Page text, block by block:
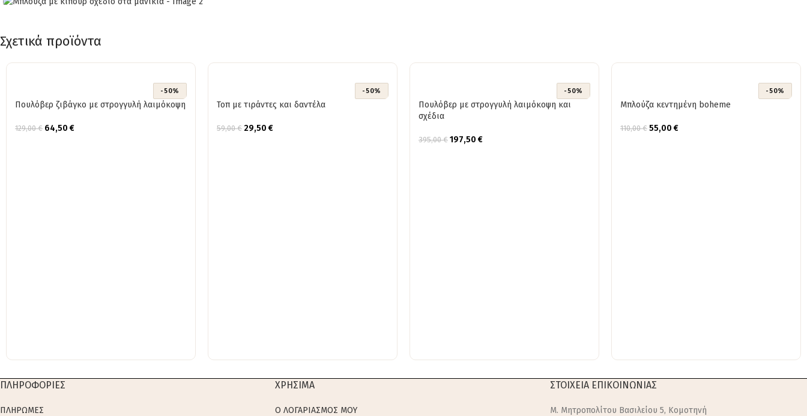
Σχετικά προϊόντα
-50%
Πουλόβερ ζιβάγκο με στρογγυλή λαιμόκοψη
129,00€ 64,50 €
-50%
Τοπ με τιράντες και δαντέλα
59,00€ 29,50 €
-50%
Πουλόβερ με στρογγυλή λαιμόκοψη και
σχέδια
395,00€ 197,50 €
-50%
Μπλούζα κεντημένη boheme
110,00€ 55,00 €
ΠΛΗΡΟΦΟΡΙΕΣ
ΠΛΗΡΩΜΕΣ
ΧΡΗΣΙΜΑ
Ο ΛΟΓΑΡΙΑΣΜΟΣ ΜΟΥ
ΣΤΟΙΧΕΙΑ ΕΠΙΚΟΙΝΩΝΙΑΣ
M. Μητροπολίτου Βασιλείου 5, Κομοτηνή